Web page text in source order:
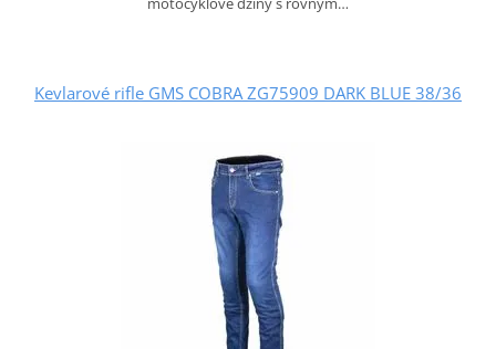
Kevlarové rifle GMS COBRA ZG75909 DARK BLUE 38/36